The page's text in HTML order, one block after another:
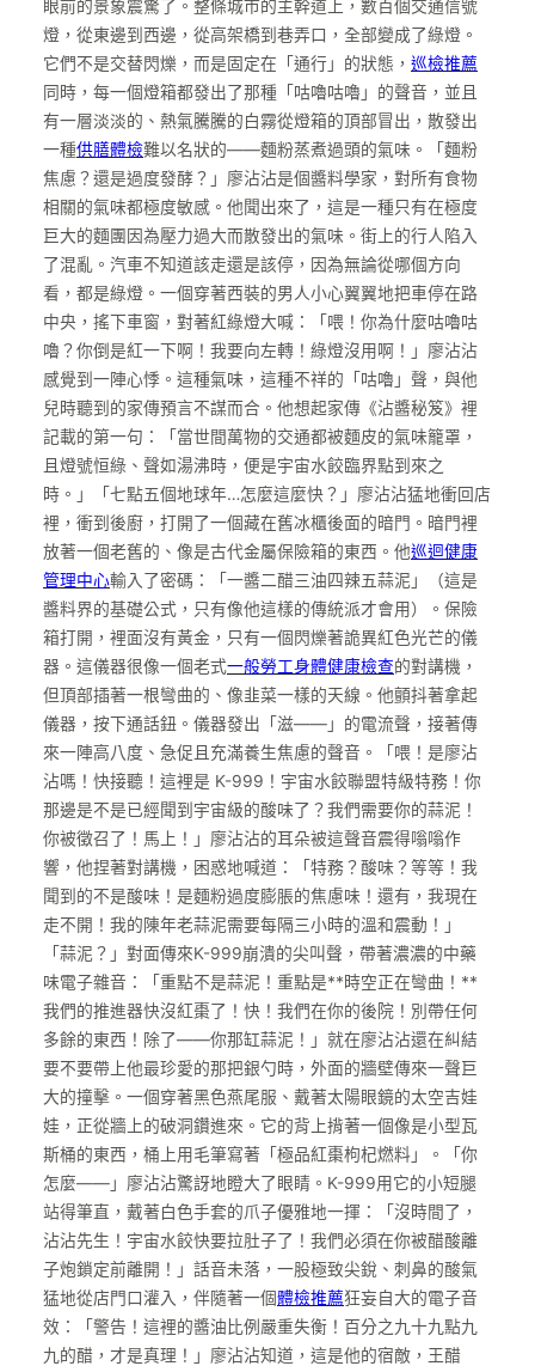
眼前的景象震驚了。整條城市的主幹道上，數百個交通信號
燈，從東邊到西邊，從高架橋到巷弄口，全部變成了綠燈。
它們不是交替閃爍，而是固定在「通行」的狀態， 巡檢推薦
同時，每一個燈箱都發出了那種「咕嚕咕嚕」的聲音，並且
有一層淡淡的、熱氣騰騰的白霧從燈箱的頂部冒出，散發出
一種供膳體檢難以名狀的——麵粉蒸煮過頭的氣味。「麵粉
焦慮？還是過度發酵？」廖沾沾是個醬料學家，對所有食物
相關的氣味都極度敏感。他聞出來了，這是一種只有在極度
巨大的麵團因為壓力過大而散發出的氣味。街上的行人陷入
了混亂。汽車不知道該走還是該停，因為無論從哪個方向
看，都是綠燈。一個穿著西裝的男人小心翼翼地把車停在路
中央，搖下車窗，對著紅綠燈大喊：「喂！你為什麼咕嚕咕
嚕？你倒是紅一下啊！我要向左轉！綠燈沒用啊！」廖沾沾
感覺到一陣心悸。這種氣味，這種不祥的「咕嚕」聲，與他
兒時聽到的家傳預言不謀而合。他想起家傳《沾醬秘笈》裡
記載的第一句：「當世間萬物的交通都被麵皮的氣味籠罩，
且燈號恒綠、聲如湯沸時，便是宇宙水餃臨界點到來之
時。」「七點五個地球年…怎麼這麼快？」廖沾沾猛地衝回店
裡，衝到後廚，打開了一個藏在舊冰櫃後面的暗門。暗門裡
放著一個老舊的、像是古代金屬保險箱的東西。他巡迴健康
管理中心輸入了密碼：「一醬二醋三油四辣五蒜泥」（這是
醬料界的基礎公式，只有像他這樣的傳統派才會用）。保險
箱打開，裡面沒有黃金，只有一個閃爍著詭異紅色光芒的儀
器。這儀器很像一個老式一般勞工身體健康檢查的對講機，
但頂部插著一根彎曲的、像韭菜一樣的天線。他顫抖著拿起
儀器，按下通話鈕。儀器發出「滋——」的電流聲，接著傳
來一陣高八度、急促且充滿養生焦慮的聲音。「喂！是廖沾
沾嗎！快接聽！這裡是 K-999！宇宙水餃聯盟特級特務！你
那邊是不是已經聞到宇宙級的酸味了？我們需要你的蒜泥！
你被徵召了！馬上！」廖沾沾的耳朵被這聲音震得嗡嗡作
響，他捏著對講機，困惑地喊道：「特務？酸味？等等！我
聞到的不是酸味！是麵粉過度膨脹的焦慮味！還有，我現在
走不開！我的陳年老蒜泥需要每隔三小時的溫和震動！」
「蒜泥？」對面傳來K-999崩潰的尖叫聲，帶著濃濃的中藥
味電子雜音：「重點不是蒜泥！重點是**時空正在彎曲！**
我們的推進器快沒紅棗了！快！我們在你的後院！別帶任何
多餘的東西！除了——你那缸蒜泥！」就在廖沾沾還在糾結
要不要帶上他最珍愛的那把銀勺時，外面的牆壁傳來一聲巨
大的撞擊。一個穿著黑色燕尾服、戴著太陽眼鏡的太空吉娃
娃，正從牆上的破洞鑽進來。它的背上揹著一個像是小型瓦
斯桶的東西，桶上用毛筆寫著「極品紅棗枸杞燃料」。「你
怎麼——」廖沾沾驚訝地瞪大了眼睛。K-999用它的小短腿
站得筆直，戴著白色手套的爪子優雅地一揮：「沒時間了，
沾沾先生！宇宙水餃快要拉肚子了！我們必須在你被醋酸離
子炮鎖定前離開！」話音未落，一股極致尖銳、刺鼻的酸氣
猛地從店門口灌入，伴隨著一個體檢推薦狂妄自大的電子音
效：「警告！這裡的醬油比例嚴重失衡！百分之九十九點九
九的醋，才是真理！」廖沾沾知道，這是他的宿敵，王醋